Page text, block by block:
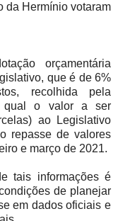
da Hermínio votaram
orçamentária
que é de 6%
recolhida pela
qual o valor a ser
ao Legislativo
repasse de valores
e março de 2021.
tais informações é
de planejar
em dados oficiais e